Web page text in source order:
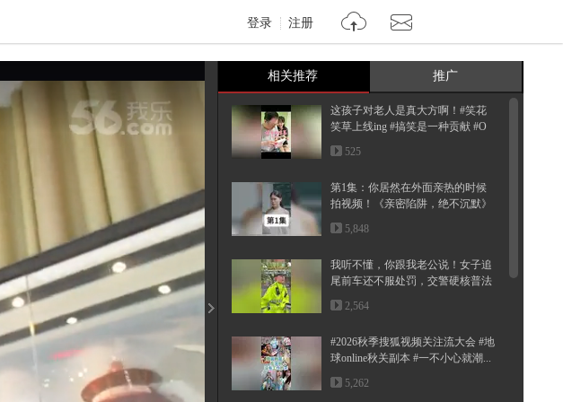
登录 注册
100
相关推荐 推广
这孩子对老人是真大方啊！#笑花
笑草上线ing #搞笑是一种贡献 #O
MG...
525
第1集：你居然在外面亲热的时候
拍视频！《亲密陷阱，绝不沉默》
5,848
我听不懂，你跟我老公说！女子追
尾前车还不服处罚，交警硬核普法
2,564
#2026秋季搜狐视频关注流大会 #地
球online秋关副本 #一不小心就潮...
5,262